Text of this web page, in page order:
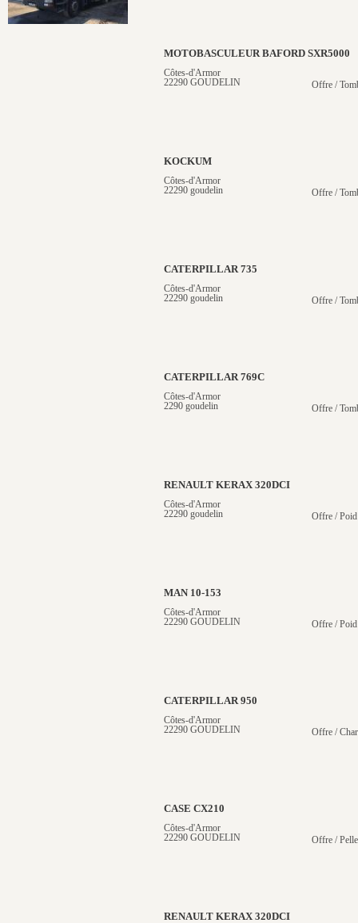
MOTOBASCULEUR BAFORD SXR5000
Côtes-d'Armor
22290 GOUDELIN
Offre /
KOCKUM
Côtes-d'Armor
22290 goudelin
Offre /
CATERPILLAR 735
Côtes-d'Armor
22290 goudelin
Offre /
CATERPILLAR 769C
Côtes-d'Armor
2290 goudelin
Offre /
RENAULT KERAX 320DCI
Côtes-d'Armor
22290 goudelin
Offre /
MAN 10-153
Côtes-d'Armor
22290 GOUDELIN
Offre /
CATERPILLAR 950
Côtes-d'Armor
22290 GOUDELIN
Offre /
CASE CX210
Côtes-d'Armor
22290 GOUDELIN
Offre /
RENAULT KERAX 320DCI